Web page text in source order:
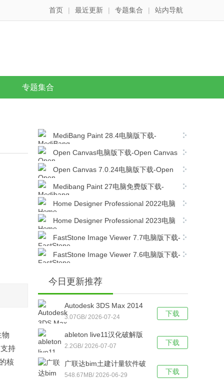
首页 | 最近更新 | 专题集合 | 站内导航
专题集合
物
持
核
MediBang Paint 28.4电脑版下载-
MediBang Paint 28.4简体中文版下载
Open Canvas电脑版下载-Open Canvas
v6.2.11简体中文版下载
Open Canvas 7.0.24电脑版下载-Open
Canvas v7.0.24免费官方版下载
Medibang Paint 27电脑免费版下载-
Medibang Paint 27.0简体中文版下载
Home Designer Professional 2022电脑
版下载-Home Designer Professional 2022
v23.3简体中文版下载
Home Designer Professional 2023电脑
版下载-Home Designer Professional 2023
v24.3简体中文版下载
FastStone Image Viewer 7.7电脑版下载-
FastStone Image Viewer 7.7简体中文版下载
FastStone Image Viewer 7.6电脑版下载-
今日更新推荐
下载
Autodesk 3DS Max 2014
免费中文版下载-Autodesk
3DS Max 2014官方电脑版
3.07GB/ 2026-07-24
下载
ableton live11汉化破解版
下载-ableton live11 32/64
位 中文版下载
2.2GB/ 2026-07-07
下载
广联达bim土建计量软件破
解版下载-广联达bim土建
548.67MB/ 2026-06-29